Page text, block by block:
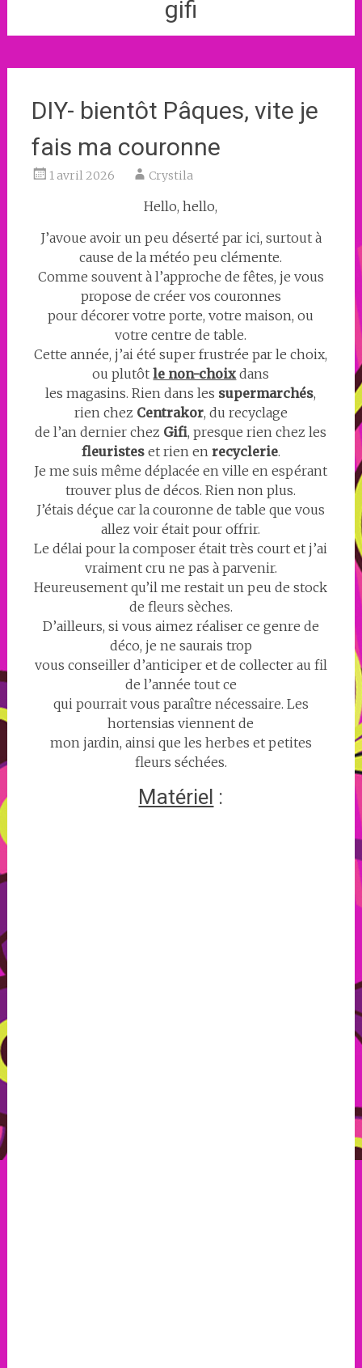
gifi
DIY- bientôt Pâques, vite je
fais ma couronne
1 avril 2026 Crystila
Hello, hello,
J’avoue avoir un peu déserté par ici, surtout à
cause de la météo peu clémente.
Comme souvent à l’approche de fêtes, je vous
propose de créer vos couronnes
pour décorer votre porte, votre maison, ou
votre centre de table.
Cette année, j’ai été super frustrée par le choix,
ou plutôtle non-choix dans
les magasins. Rien dans les supermarchés,
rien chez Centrakor, du recyclage
de l’an dernier chez Gifi, presque rien chez les
fleuristeset rien en recyclerie.
Je me suis même déplacée en ville en espérant
trouver plus de décos. Rien non plus.
J’étais déçue car la couronne de table que vous
allez voir était pour offrir.
Le délai pour la composer était très court et j’ai
vraiment cru ne pas à parvenir.
Heureusement qu’il me restait un peu de stock
de fleurs sèches.
D’ailleurs, si vous aimez réaliser ce genre de
déco, je ne saurais trop
vous conseiller d’anticiper et de collecter au fil
de l’année tout ce
qui pourrait vous paraître nécessaire. Les
hortensias viennent de
mon jardin, ainsi que les herbes et petites
fleurs séchées.
Matériel :